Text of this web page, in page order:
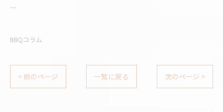
--
BBQコラム
< 前のページ 一覧に戻る 次のページ >